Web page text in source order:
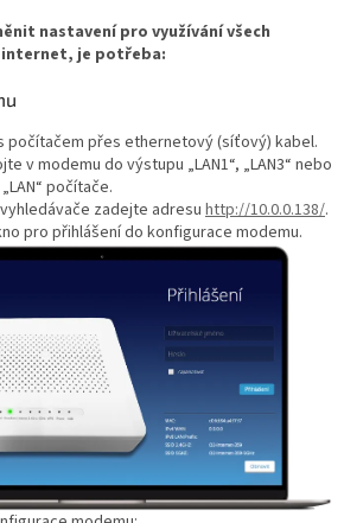
nastavení pro využívání všech
internet, je potřeba:
počítačem přes ethernetový (síťový) kabel.
v modemu do výstupu „LAN1“, „LAN3“ nebo
počítače.
zadejte adresu http://10.0.0.138/.
pro přihlášení do konfigurace modemu.